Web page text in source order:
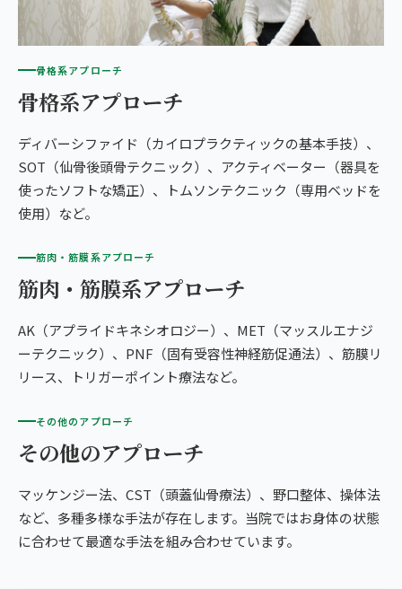
骨格系アプローチ
骨格系アプローチ
ディバーシファイド（カイロプラクティックの基本手技）、
SOT（仙骨後頭骨テクニック）、アクティベーター（器具を
使ったソフトな矯正）、トムソンテクニック（専用ベッドを
使用）など。
筋肉・筋膜系アプローチ
筋肉・筋膜系アプローチ
AK（アプライドキネシオロジー）、MET（マッスルエナジ
ーテクニック）、PNF（固有受容性神経筋促通法）、筋膜リ
リース、トリガーポイント療法など。
その他のアプローチ
その他のアプローチ
マッケンジー法、CST（頭蓋仙骨療法）、野口整体、操体法
など、多種多様な手法が存在します。当院ではお身体の状態
に合わせて最適な手法を組み合わせています。